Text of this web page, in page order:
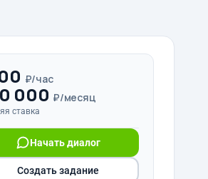
₽/час
000 ₽/месяц
ставка
Начать диалог
Создать задание